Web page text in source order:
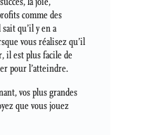
comme des
qu’il y en a
vous réalisez qu’il
il est plus facile de
pour l’atteindre.
vos plus grandes
que vous jouez